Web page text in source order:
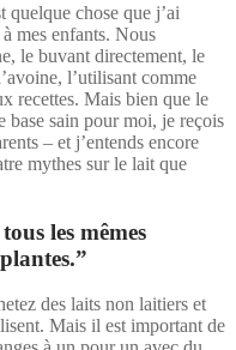
quelque chose que j’ai
mes enfants. Nous
le buvant directement, le
l’utilisant comme
recettes. Mais bien que le
base sain pour moi, je reçois
– et j’entends encore
mythes sur le lait que
les mêmes
des laits non laitiers et
Mais il est important de